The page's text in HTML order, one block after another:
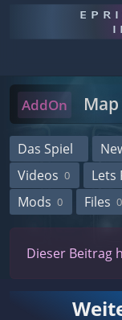
AddOn Map
Das Spiel
Videos 0 Lets
Mods 0 Files 0
Dieser Beitrag